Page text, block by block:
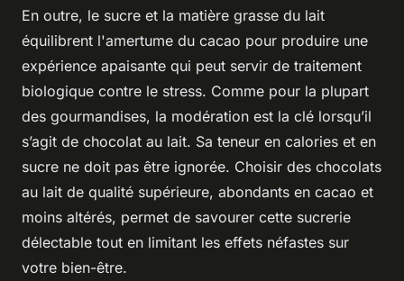
En outre, le sucre et la matière grasse du lait
équilibrent l'amertume du cacao pour produire une
expérience apaisante qui peut servir de traitement
biologique contre le stress. Comme pour la plupart
des gourmandises, la modération est la clé lorsqu’il
s’agit de chocolat au lait. Sa teneur en calories et en
sucre ne doit pas être ignorée. Choisir des chocolats
au lait de qualité supérieure, abondants en cacao et
moins altérés, permet de savourer cette sucrerie
délectable tout en limitant les effets néfastes sur
votre bien-être.